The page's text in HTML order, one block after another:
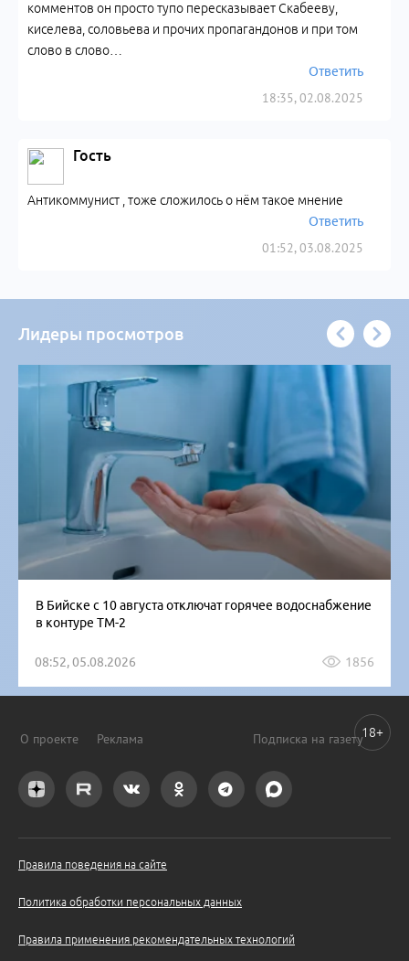
18:35, 02.08.2025
комментов он просто тупо пересказывает Скабееву,
киселева, соловьева и прочих пропагандонов и при том
слово в слово…
Ответить
Гость
01:52, 03.08.2025
Антикоммунист , тоже сложилось о нём такое мнение
Ответить
Лидеры просмотров
В Бийске с 10 августа отключат горячее водоснабжение
в контуре ТМ-2
08:52, 05.08.2026 1856
О проекте Реклама Подписка на газету
Правила поведения на сайте
Политика обработки персональных данных
Правила применения рекомендательных технологий
18+